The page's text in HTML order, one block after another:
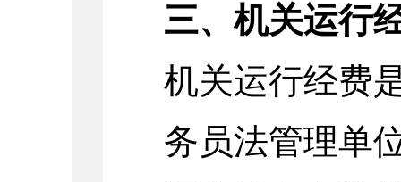
三、机关运行
机关运行经费
务员法管理单